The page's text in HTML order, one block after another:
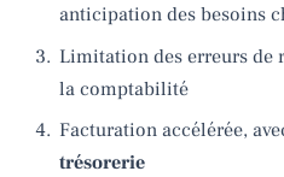
anticipation des besoins
Limitation des erreurs de
la comptabilité
Facturation accélérée,
trésorerie